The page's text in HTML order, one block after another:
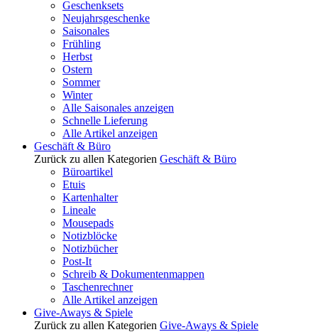
Geschenksets
Neujahrsgeschenke
Saisonales
Frühling
Herbst
Ostern
Sommer
Winter
Alle Saisonales anzeigen
Schnelle Lieferung
Alle Artikel anzeigen
Geschäft & Büro
Zurück zu allen Kategorien Geschäft & Büro
Büroartikel
Etuis
Kartenhalter
Lineale
Mousepads
Notizblöcke
Notizbücher
Post-It
Schreib & Dokumentenmappen
Taschenrechner
Alle Artikel anzeigen
Give-Aways & Spiele
Zurück zu allen Kategorien Give-Aways & Spiele